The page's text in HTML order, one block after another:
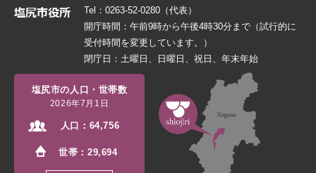
Tel：0263-52-0280（代表）
開庁時間：午前9時から午後4時30分まで（試行的に
受付時間を変更しています。）
閉庁日：土曜日、日曜日、祝日、年末年始
塩尻市の人口・世帯数
2026年7月1日
人口： 64,756
世帯：29,694